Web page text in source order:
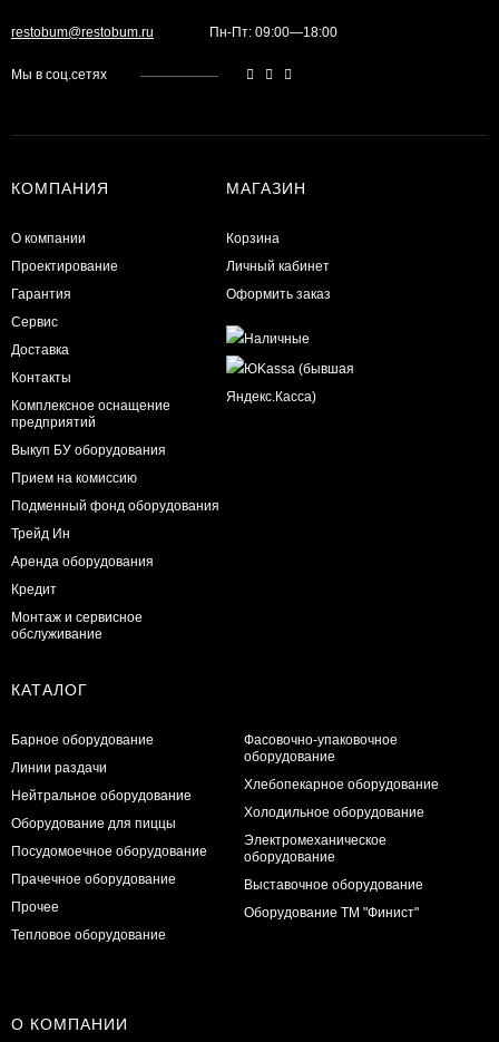
restobum@restobum.ru Пн-Пт: 09:00—18:00
Мы в соц.сетях
КОМПАНИЯ
О компании
Проектирование
Гарантия
Сервис
Доставка
Контакты
Комплексное оснащение
предприятий
Выкуп БУ оборудования
Прием на комиссию
Подменный фонд оборудования
Трейд Ин
Аренда оборудования
Кредит
Монтаж и сервисное
обслуживание
МАГАЗИН
Корзина
Личный кабинет
Оформить заказ
КАТАЛОГ
Барное оборудование
Линии раздачи
Нейтральное оборудование
Оборудование для пиццы
Посудомоечное оборудование
Прачечное оборудование
Прочее
Тепловое оборудование
Фасовочно-упаковочное
оборудование
Хлебопекарное оборудование
Холодильное оборудование
Электромеханическое
оборудование
Выставочное оборудование
Оборудование ТМ "Финист"
О КОМПАНИИ